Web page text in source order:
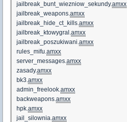
jailbreak_bunt_wiezniow_sekundy.amxx
jailbreak_weapons.amxx
jailbreak_hide_ct_kills.amxx
jailbreak_ktowygral.amxx
jailbreak_poszukiwani.amxx
rules_mifu.amxx
server_messages.amxx
zasady.amxx
bk3.amxx
admin_freelook.amxx
backweapons.amxx
hpk.amxx
jail_silownia.amxx